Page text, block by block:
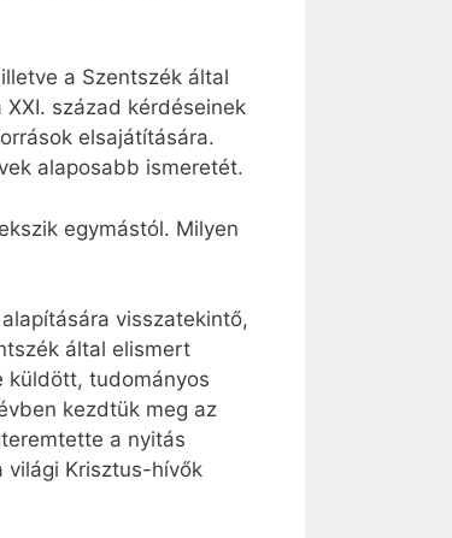
a Szentszék által
század kérdéseinek
elsajátítására.
alaposabb ismeretét.
egymástól. Milyen
visszatekintő,
által elismert
küldött, tudományos
kezdtük meg az
a nyitás
világi Krisztus-hívők